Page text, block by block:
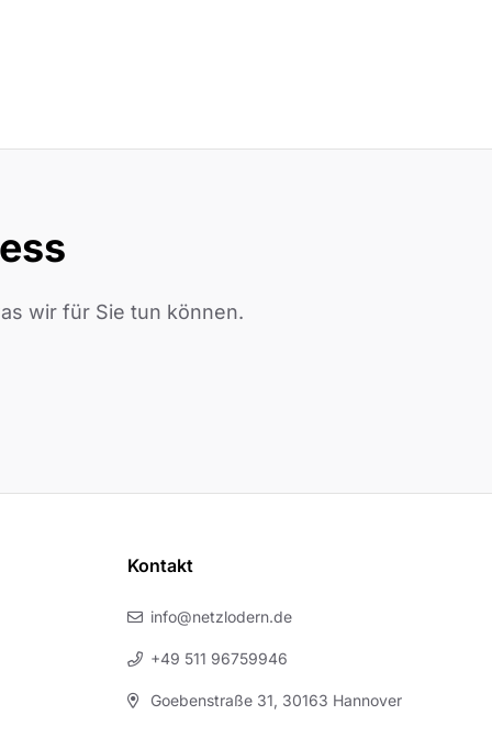
wir für Sie tun können.
Kontakt
info@netzlodern.de
+49 511 96759946
Goebenstraße 31, 30163 Hannover